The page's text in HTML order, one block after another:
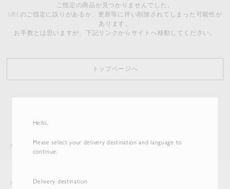
Hello,
Please select your delivery destination and language to
continue.
Delivery destination
ご指定の商品が見つかりませんでした。
URLのご指定に誤りがあるか、更新等に伴い削除されてしまった可能性が
あります。
お手数とは思いますが、下記リンクからサイトへ移動してください。
トップページへ
AURALEE ITEM
Newsletter